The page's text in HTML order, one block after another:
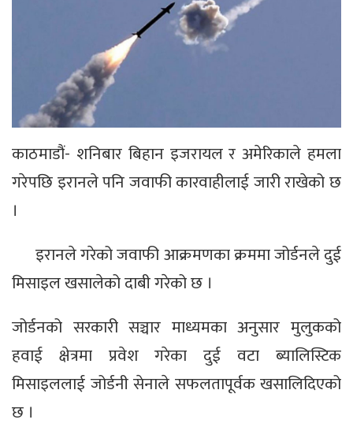
काठमाडौं- शनिबार बिहान इजरायल र अमेरिकाले हमला
गरेपछि इरानले पनि जवाफी कारवाहीलाई जारी राखेको छ
।
इरानले गरेको जवाफी आक्रमणका क्रममा जोर्डनले दुई
मिसाइल खसालेको दाबी गरेको छ ।
जोर्डनको सरकारी सञ्चार माध्यमका अनुसार मुलुकको
हवाई क्षेत्रमा प्रवेश गरेका दुई वटा ब्यालिस्टिक
मिसाइललाई जोर्डनी सेनाले सफलतापूर्वक खसालिदिएको
छ ।